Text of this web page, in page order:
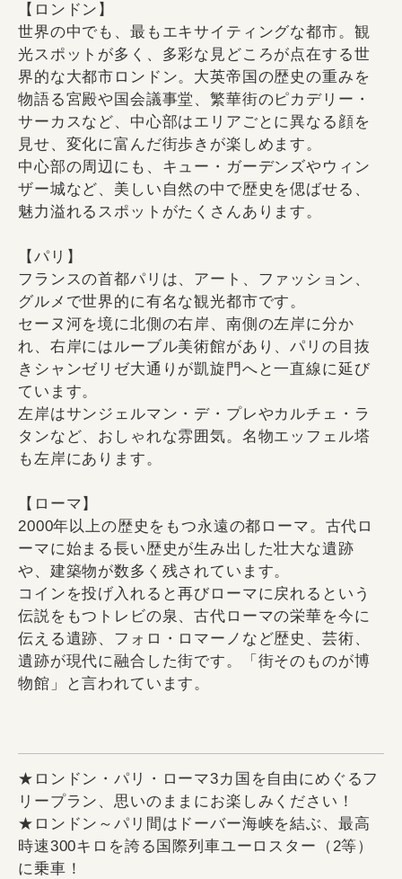
【ロンドン】
世界の中でも、最もエキサイティングな都市。観
光スポットが多く、多彩な見どころが点在する世
界的な大都市ロンドン。大英帝国の歴史の重みを
物語る宮殿や国会議事堂、繁華街のピカデリー・
サーカスなど、中心部はエリアごとに異なる顔を
見せ、変化に富んだ街歩きが楽しめます。
中心部の周辺にも、キュー・ガーデンズやウィン
ザー城など、美しい自然の中で歴史を偲ばせる、
魅力溢れるスポットがたくさんあります。
【パリ】
フランスの首都パリは、アート、ファッション、
グルメで世界的に有名な観光都市です。
セーヌ河を境に北側の右岸、南側の左岸に分か
れ、右岸にはルーブル美術館があり、パリの目抜
きシャンゼリゼ大通りが凱旋門へと一直線に延び
ています。
左岸はサンジェルマン・デ・プレやカルチェ・ラ
タンなど、おしゃれな雰囲気。名物エッフェル塔
も左岸にあります。
【ローマ】
2000年以上の歴史をもつ永遠の都ローマ。古代ロ
ーマに始まる長い歴史が生み出した壮大な遺跡
や、建築物が数多く残されています。
コインを投げ入れると再びローマに戻れるという
伝説をもつトレビの泉、古代ローマの栄華を今に
伝える遺跡、フォロ・ロマーノなど歴史、芸術、
遺跡が現代に融合した街です。「街そのものが博
物館」と言われています。
★ロンドン・パリ・ローマ3カ国を自由にめぐるフ
リープラン、思いのままにお楽しみください！
★ロンドン～パリ間はドーバー海峡を結ぶ、最高
時速300キロを誇る国際列車ユーロスター（2等）
に乗車！